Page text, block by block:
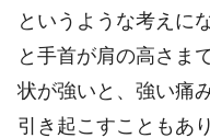
というような考えに
と手首が肩の高さま
状が強いと、強い痛
引き起こすこともあ